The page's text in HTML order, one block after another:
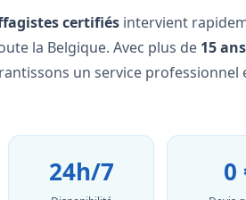
certifiés intervient
la Belgique. Avec plus de 15 ans
un service professionnel
24h/7 0